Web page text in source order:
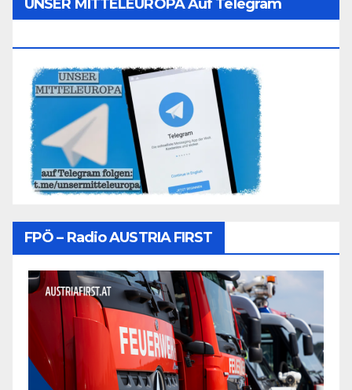
UNSER MITTELEUROPA Auf Telegram
FPÖ – Radio AUSTRIA FIRST